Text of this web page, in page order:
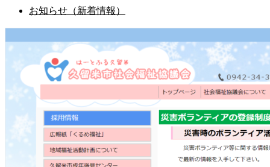
お知らせ（新着情報）